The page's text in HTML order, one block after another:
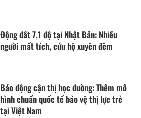
Động đất 7,1 độ tại Nhật Bản: Nhiều
người mất tích, cứu hộ xuyên đêm
Báo động cận thị học đường: Thêm mô
hình chuẩn quốc tế bảo vệ thị lực trẻ
tại Việt Nam